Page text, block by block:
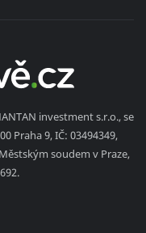
investment s.r.o., se
Praha 9, IČ: 03494349,
soudem v Praze,